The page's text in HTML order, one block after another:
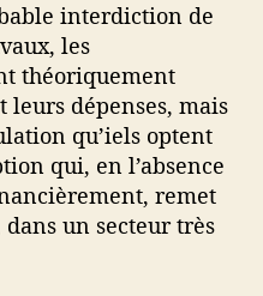
interdiction de
les
théoriquement
dépenses, mais
qu’iels optent
qui, en l’absence
remet
un secteur très